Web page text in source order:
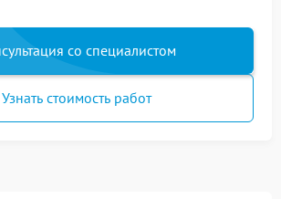
со специалистом
Узнать стоимость работ